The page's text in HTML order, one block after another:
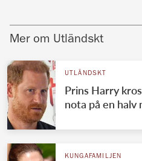
Mer om Utländskt
UTLÄNDSKT
Prins Harry
nota på en halv
KUNGAFAMILJEN